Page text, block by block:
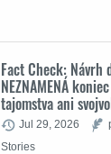
Fact Check:
NEZNAMENÁ
tajomstva ani
Jul 29, 2026
Stories